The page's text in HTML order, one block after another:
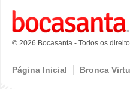
© 2026 Bocasanta - Todos os
Página Inicial Bronca